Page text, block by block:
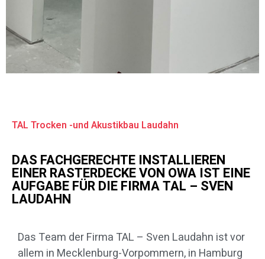
TAL Trocken -und Akustikbau Laudahn
DAS FACHGERECHTE INSTALLIEREN
EINER RASTERDECKE VON OWA IST EINE
AUFGABE FÜR DIE FIRMA TAL – SVEN
LAUDAHN
Das Team der Firma TAL – Sven Laudahn ist vor
allem in Mecklenburg-Vorpommern, in Hamburg